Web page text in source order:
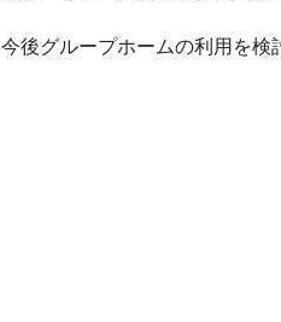
今後グループホームの利用を検